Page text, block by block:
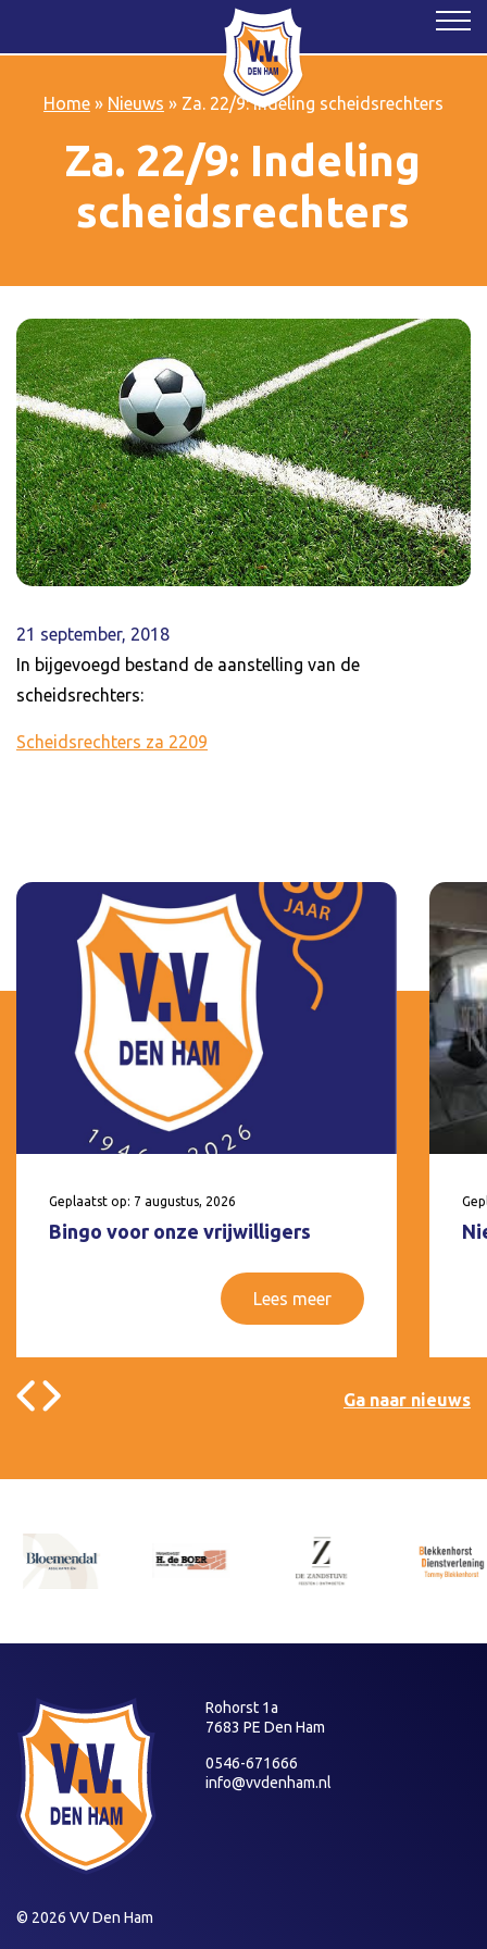
Home» Nieuws » Za. 22/9: Indeling scheidsrechters
Za. 22/9: Indeling
scheidsrechters
21 september, 2018
In bijgevoegd bestand de aanstelling van de
scheidsrechters:
Scheidsrechters za 2209
Geplaatst op: 7 augustus, 2026
Bingo voor onze vrijwilligers
Lees meer
Ga naar nieuws
Rohorst 1a
7683 PE Den Ham
0546-671666
info@vvdenham.nl
© 2026 VV Den Ham